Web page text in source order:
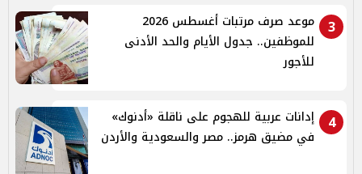
3
موعد صرف مرتبات أغسطس 2026
للموظفين.. جدول الأيام والحد الأدنى
للأجور
4
إدانات عربية للهجوم على ناقلة «أدنوك»
في مضيق هرمز.. مصر والسعودية والأردن